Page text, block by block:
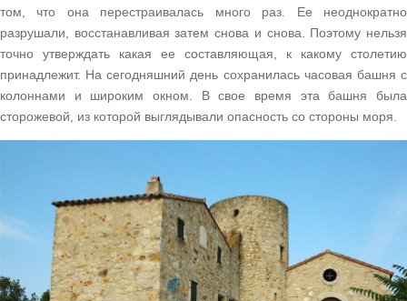
том, что она перестраивалась много раз. Ее неоднократно
разрушали, восстанавливая затем снова и снова. Поэтому нельзя
точно утверждать какая ее составляющая, к какому столетию
принадлежит. На сегодняшний день сохранилась часовая башня с
колоннами и широким окном. В свое время эта башня была
сторожевой, из которой выглядывали опасность со стороны моря.